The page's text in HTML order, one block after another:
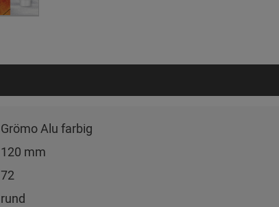
Grömo Alu farbig
120 mm
72
rund